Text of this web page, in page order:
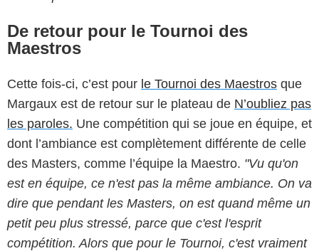
De retour pour le Tournoi des
Maestros
Cette fois-ci, c’est pour le Tournoi des Maestros que
Margaux est de retour sur le plateau de N’oubliez pas
les paroles. Une compétition qui se joue en équipe, et
dont l’ambiance est complètement différente de celle
des Masters, comme l’équipe la Maestro. "Vu qu'on
est en équipe, ce n'est pas la même ambiance. On va
dire que pendant les Masters, on est quand même un
petit peu plus stressé, parce que c'est l'esprit
compétition. Alors que pour le Tournoi, c'est vraiment